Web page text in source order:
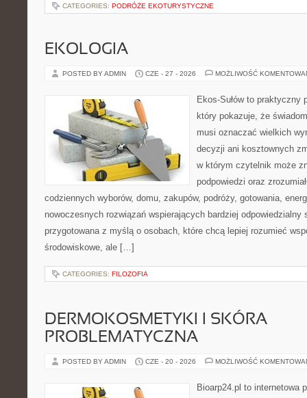
CATEGORIES: PODRÓŻE EKOTURYSTYCZNE
EKOLOGIA
POSTED BY ADMIN CZE - 27 - 2026 MOŻLIWOŚĆ
Ekos-Sułów to praktyczny
który pokazuje, że
musi oznaczać wielkich
decyzji ani kosztownych
w którym czytelnik może
podpowiedzi oraz
codziennych wyborów, domu, zakupów, podróży, gotowania,
nowoczesnych rozwiązań wspierających bardziej odpowiedzialny
przygotowana z myślą o osobach, które chcą lepiej rozumieć
środowiskowe, ale […]
CATEGORIES: FILOZOFIA
DERMOKOSMETYKI I SKÓRA
PROBLEMATYCZNA
POSTED BY ADMIN CZE - 20 - 2026 MOŻLIWOŚĆ
Bioarp24.pl to internetowa